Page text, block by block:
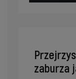
zaburza